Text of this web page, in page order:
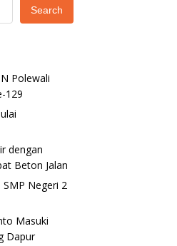
Search
Polewali
129
dengan
Beton Jalan
Negeri 2
Masuki
Dapur